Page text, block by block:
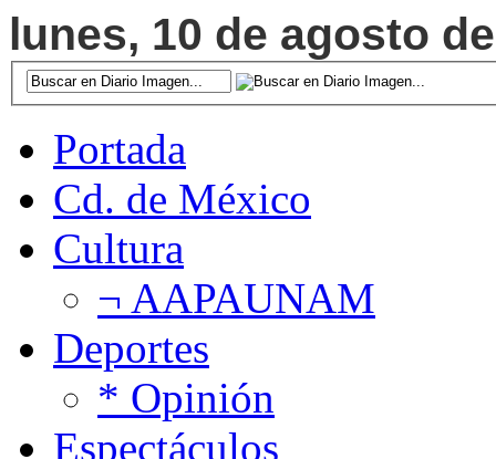
lunes, 10 de agosto
Portada
Cd. de México
Cultura
¬ AAPAUNAM
Deportes
* Opinión
Espectáculos